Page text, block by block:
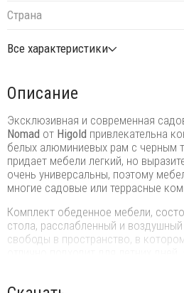
Страна
Все характеристики
Описание
Эксклюзивная и современная
Nomad от Higold привлекательна
белых алюминиевых рам с черным
придает мебели легкий, но
очень универсальны, поэтому
многие садовые или террасные
Комплект обеденное мебели,
стола, расслабленный и
свободы в пространство, в
отлично подходит для летних